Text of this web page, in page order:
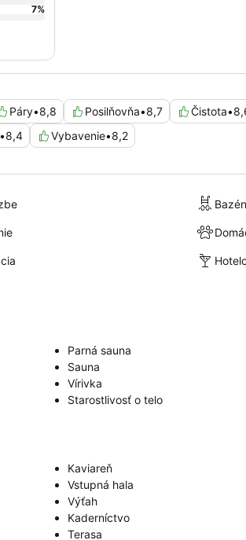
Páry•8,8 Posilňovňa•8,7 Čistota•
•8,4 Vybavenie•8,2
7%
Bazén
Parná sauna
Sauna
Vírivka
Starostlivosť o telo
Kaviareň
Vstupná hala
Výťah
Kaderníctvo
Terasa